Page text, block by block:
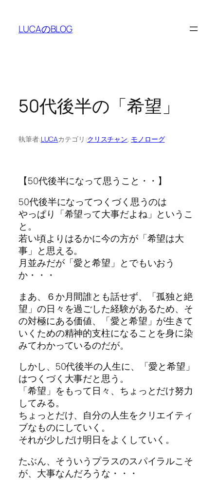
LUCAのBLOG
50代後半の「希望」
執筆者:LUCAカテゴリ:クリスチャン, モノローグ
【50代後半になって思うこと・・】
50代後半になってつくづく思うのは
やっぱり「希望って大事だよね」というこ
と。
若い頃よりはるかに今の方が「希望は大
事」と思える。
月並みだが「愛と希望」とでもいおう
か・・・
まあ、６か月間誰とも話せず、「孤独と絶
望」の日々を過ごした経験があるため、そ
の対極にある価値、「愛と希望」が生きて
いくための精神的支柱になることを身に染
みてわかっているのだが。
しかし、50代後半の人生に、「愛と希望」
はつくづく大事だと思う。
「希望」をもって日々、ちょっとだけ努力
してみる。
ちょっとだけ、自分の人生をクリエイティ
ブなものにしていく。
それが少しだけ明日をよくしていく。
たぶん、そういうプラスのスパイラルこそ
が、大事なんだろうな・・・